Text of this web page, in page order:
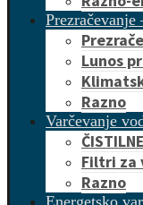
Lunos
Razno
Varčevanje
Filtri za
Razno
Energetsko